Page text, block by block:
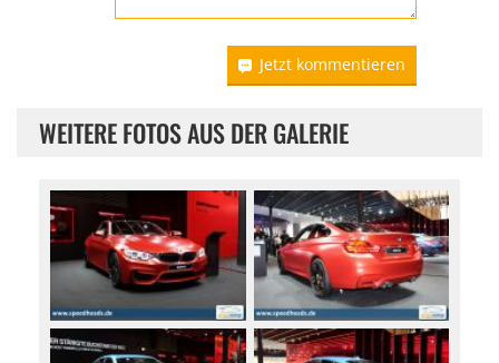
Jetzt kommentieren
WEITERE FOTOS AUS DER GALERIE